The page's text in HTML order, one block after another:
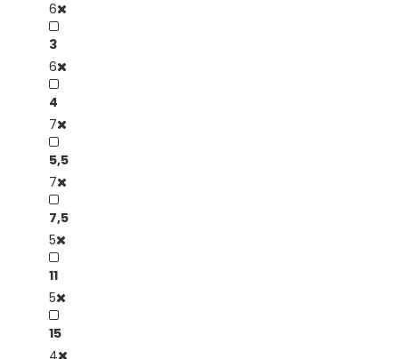
6
3
6
4
7
5,5
7
7,5
5
11
5
15
4